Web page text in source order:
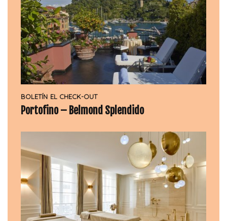
BOLETÍN EL CHECK-OUT
Portofino – Belmond Splendido